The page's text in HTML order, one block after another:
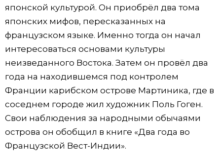
японской культурой. Он приобрёл два тома
японских мифов, пересказанных на
французском языке. Именно тогда он начал
интересоваться основами культуры
неизведанного Востока. Затем он провёл два
года на находившемся под контролем
Франции карибском острове Мартиника, где в
соседнем городе жил художник Поль Гоген.
Свои наблюдения за народными обычаями
острова он обобщил в книге «Два года во
Французской Вест-Индии».